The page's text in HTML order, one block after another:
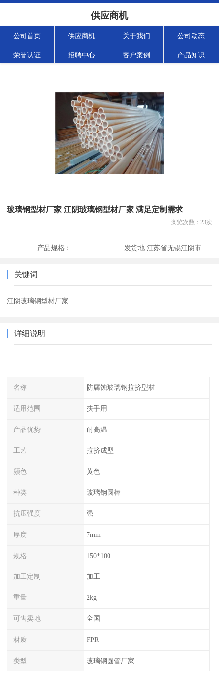
供应商机
公司首页 供应商机 关于我们 公司动态
荣誉认证 招聘中心 客户案例 产品知识
玻璃钢型材厂家 江阴玻璃钢型材厂家 满足定制需求
浏览次数： 23次
产品规格： 发货地:江苏省无锡江阴市
关键词
江阴玻璃钢型材厂家
详细说明
名称 防腐蚀玻璃钢拉挤型材
适用范围 扶手用
产品优势 耐高温
工艺 拉挤成型
颜色 黄色
种类 玻璃钢圆棒
抗压强度 强
厚度 7mm
规格 150*100
加工定制 加工
重量 2kg
可售卖地 全国
材质 FPR
类型 玻璃钢圆管厂家